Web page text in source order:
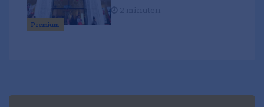
Premium